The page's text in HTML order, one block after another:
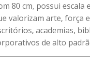
80 cm, possui escala
valorizam arte, força
academias,
de alto